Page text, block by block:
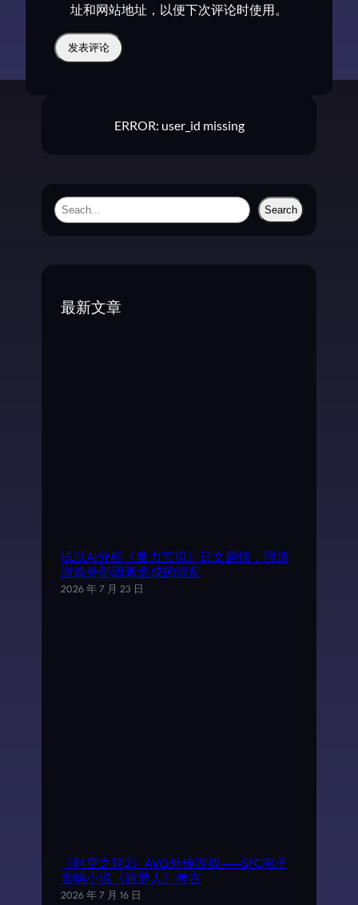
址和网站地址，以便下次评论时使用。
ERROR: user_id missing
S
Search
最新文章
试以AI分析《魔力宝贝》日文剧情，理清
游戏外部因素造成的混乱
2026 年 7 月 23 日
《时空之轮2》AVG外传游戏——SFC电子
音响小说《旅梦人》考古
2026 年 7 月 16 日